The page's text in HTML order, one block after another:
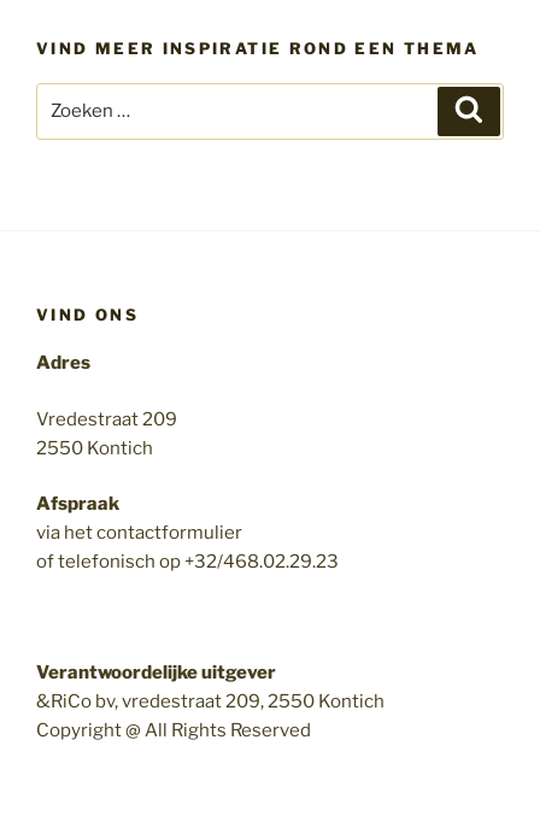
VIND MEER INSPIRATIE ROND EEN THEMA
naar:
VIND ONS
Adres
Vredestraat 209
2550 Kontich
Afspraak
via het contactformulier
of telefonisch op +32/468.02.29.23
Verantwoordelijke uitgever
&RiCo bv, vredestraat 209, 2550 Kontich
Copyright @ All Rights Reserved